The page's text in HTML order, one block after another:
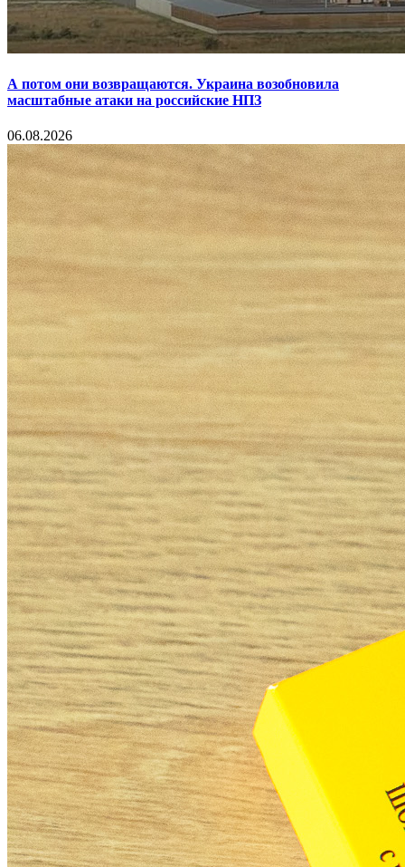
А потом они возвращаются. Украина возобновила
масштабные атаки на российские НПЗ
06.08.2026